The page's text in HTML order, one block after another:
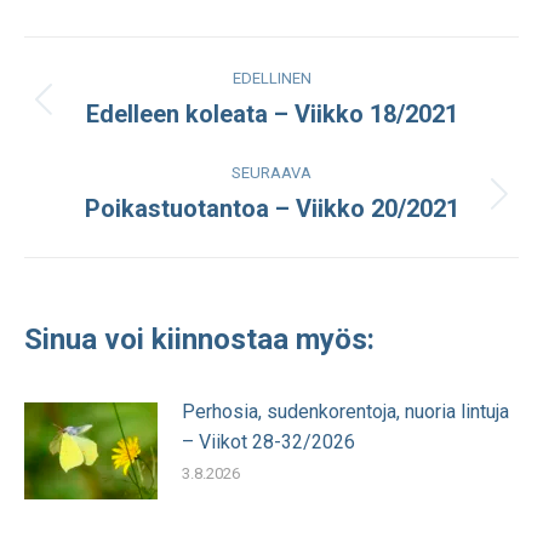
navigation
EDELLINEN
Edellinen
Edelleen koleata – Viikko 18/2021
SEURAAVA
Seuraava
Poikastuotantoa – Viikko 20/2021
Sinua voi kiinnostaa myös:
Perhosia, sudenkorentoja, nuoria lintuja
– Viikot 28-32/2026
3.8.2026